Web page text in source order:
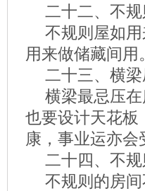
二十二、不
不规则屋如
用来做储藏间用
二十三、横
横梁最忌压
也要设计天花板
康，事业运亦会
二十四、不
不规则的房